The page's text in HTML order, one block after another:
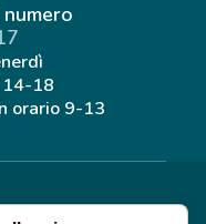
18
orario 9-13